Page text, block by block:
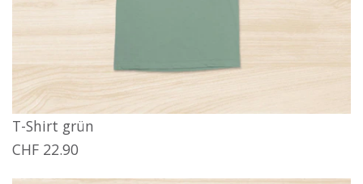
T-Shirt grün
CHF 22.90